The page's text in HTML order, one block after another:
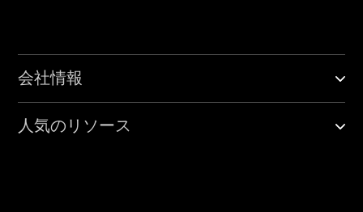
会社情報
人気のリソース